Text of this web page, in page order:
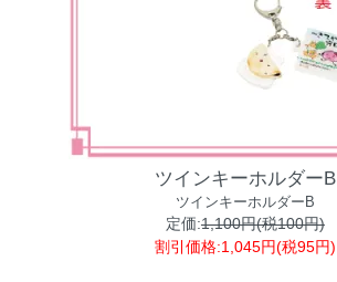
ツインキーホルダーB
ツインキーホルダーB
定価:1,100円(税100円)
割引価格:1,045円(税95円)